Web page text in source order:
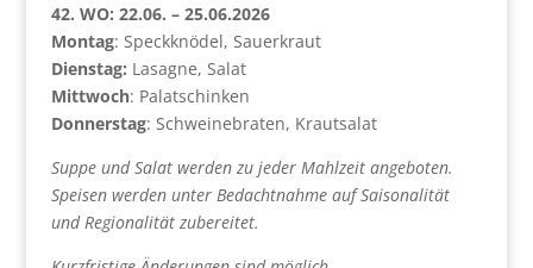
42. WO: 22.06. – 25.06.2026
Montag: Speckknödel, Sauerkraut
Dienstag: Lasagne, Salat
Mittwoch: Palatschinken
Donnerstag: Schweinebraten, Krautsalat
Suppe und Salat werden zu jeder Mahlzeit angeboten.
Speisen werden unter Bedachtnahme auf Saisonalität
und Regionalität zubereitet.